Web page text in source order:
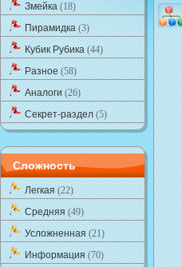
Змейка(18)
Пирамидка(3)
Кубик Рубика(44)
Разное(58)
Аналоги(26)
Секрет-раздел(5)
Сложность
Легкая(22)
Средняя(49)
Усложненная(21)
Информация(70)